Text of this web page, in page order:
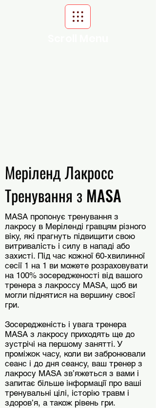
Меріленд Лакросс
Тренування з MASA
MASA пропонує тренування з
лакросу в Меріленді гравцям різного
віку, які прагнуть підвищити свою
витривалість і силу в нападі або
захисті. Під час кожної 60-хвилинної
сесії 1 на 1 ви можете розраховувати
на 100% зосередженості від вашого
тренера з лакроссу MASA, щоб ви
могли піднятися на вершину своєї
гри.
Зосередженість і увага тренера
MASA з лакросу приходять ще до
зустрічі на першому занятті. У
проміжок часу, коли ви забронювали
сеанс і до дня сеансу, ваш тренер з
лакросу MASA зв’яжеться з вами і
запитає більше інформації про ваші
тренувальні цілі, історію травм і
здоров’я, а також рівень гри.